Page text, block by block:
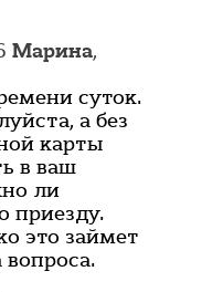
Марина,
суток.
а без
карты
в ваш
ли
приезду.
это займет